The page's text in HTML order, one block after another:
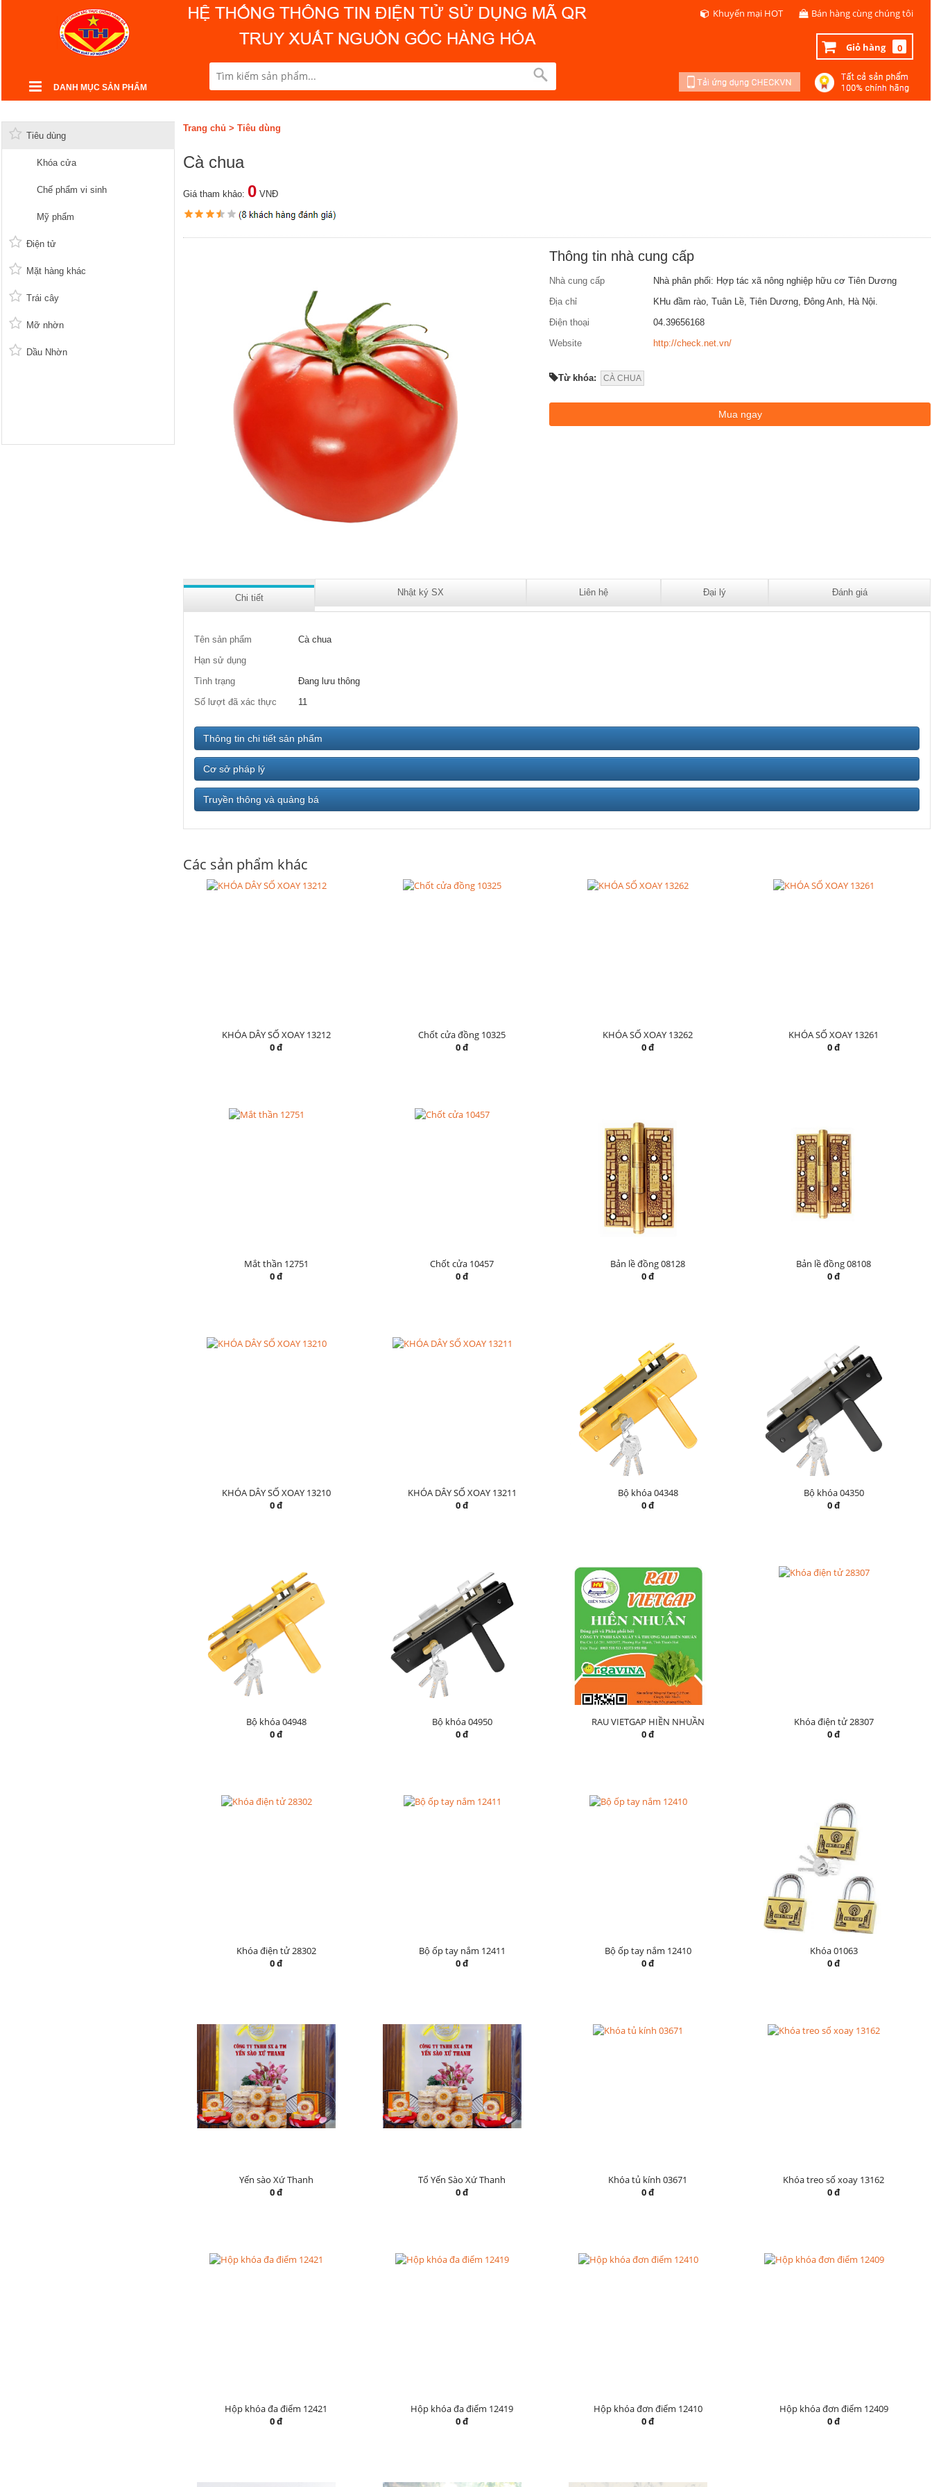
DANH MỤC SẢN PHẨM
Khuyến mại HOT Bán hàng cùng chúng tôi
Giỏ hàng 0
Tiêu dùng
Khóa cửa
Chế phẩm vi sinh
Mỹ phẩm
Điện tử
Mặt hàng khác
Trái cây
Mỡ nhờn
Dầu Nhờn
Trang chủ > Tiêu dùng
Cà chua
Giá tham khảo: 0 VNĐ
Thông tin nhà cung cấp
Nhà cung cấp
Nhà phân phối: Hợp tác xã nông nghiệp hữu cơ Tiên Dương
Địa chỉ
KHu đầm rào, Tuân Lề, Tiên Dương, Đông Anh, Hà Nội.
Điện thoại
04.39656168
Website
http://check.net.vn/
Từ khóa: CÀ CHUA
Chi tiết
Nhật ký SX Liên hệ Đại lý Đánh giá
Tên sản phẩm
Cà chua
Hạn sử dụng
Tình trạng
Đang lưu thông
Số lượt đã xác thực
11
Thông tin chi tiết sản phẩm
Cơ sở pháp lý
Truyền thông và quảng bá
Các sản phẩm khác
KHÓA DÂY SỐ XOAY 13212
0 đ
Chốt cửa đồng 10325
0 đ
KHÓA SỐ XOAY 13262
0 đ
KHÓA SỐ XOAY 13261
0 đ
Mắt thần 12751
0 đ
Chốt cửa 10457
0 đ
Bản lề đồng 08128
0 đ
Bản lề đồng 08108
0 đ
KHÓA DÂY SỐ XOAY 13210
0 đ
KHÓA DÂY SỐ XOAY 13211
0 đ
Bộ khóa 04348
0 đ
Bộ khóa 04350
0 đ
Bộ khóa 04948
0 đ
Bộ khóa 04950
0 đ
RAU VIETGAP HIỀN NHUẦN
0 đ
Khóa điện tử 28307
0 đ
Khóa điện tử 28302
0 đ
Bộ ốp tay nắm 12411
0 đ
Bộ ốp tay nắm 12410
0 đ
Khóa 01063
0 đ
Yến sào Xứ Thanh
0 đ
Tổ Yến Sào Xứ Thanh
0 đ
Khóa tủ kính 03671
0 đ
Khóa treo số xoay 13162
0 đ
Hộp khóa đa điểm 12421
0 đ
Hộp khóa đa điểm 12419
0 đ
Hộp khóa đơn điểm 12410
0 đ
Hộp khóa đơn điểm 12409
0 đ